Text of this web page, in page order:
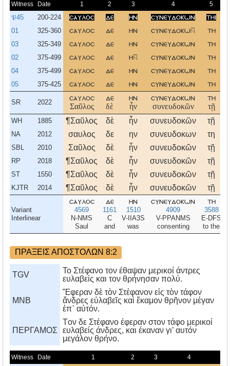
Witness Date 1 2 3 4 5
𝔓45 200-224 σαυλοσ δε ην συνευδοκων τηι
01 325-360 σαυλοσ δε ην συνευδοκω τη
03 325-349 σαυλοσ δε ην συνευδοκων τη
02 375-499 σαυλοσ δε η συνευδοκων τη
04 375-499 σαυλοσ δε ην συνευδοκων τη
05 375-425 σαυλοσ δε ην συνευδοκων τη
SR 2022
σαυλοσ
Σαῦλος
δε
δὲ
ην
ἦν
συνευδοκων
συνευδοκῶν
τη
τῇ
WH 1885 ¶Σαῦλος δὲ ἦν συνευδοκῶν τῇ
NA 2012 σαυλος δε ην συνευδοκων τη
SBL 2010 Σαῦλος δὲ ἦν συνευδοκῶν τῇ
RP 2018 ¶Σαῦλος δὲ ἦν συνευδοκῶν τῇ
ST 1550 ¶Σαῦλος δὲ ἦν συνευδοκῶν τῇ
KJTR 2014 ¶Σαῦλος δὲ ἦν συνευδοκῶν τῇ
Variant
Interlinear
σαυλοσ
4569
N-NMS
Saul
δε
1161
C
and
ην
1510
V-IIA3S
was
συνευδοκων
4909
V-PPANMS
consenting
τη
3588
E-DFS
to the
ΠΡΑΞΕΙΣ ΑΠΟΣΤΟΛΩΝ 8:2
TGV
Το Στέφανο τον έθαψαν μερικοί άντρες
ευλαβείς και τον θρήνησαν πολύ.
MNB
Ἔφεραν δὲ τὸν Στέφανον εἰς τὸν τάφον
ἄνδρες εὐλαβεῖς καὶ ἔκαμον θρῆνον μέγαν
ἐπ᾿ αὐτόν.
ΠΕΡΓΑΜΟΣ
Tον δε Στέφανο έφεραν στον τάφο μερικοί
ευλαβείς άνδρες, και έκαναν γι’ αυτόν
μεγάλον θρήνο.
Witness Date 1 2 3 4